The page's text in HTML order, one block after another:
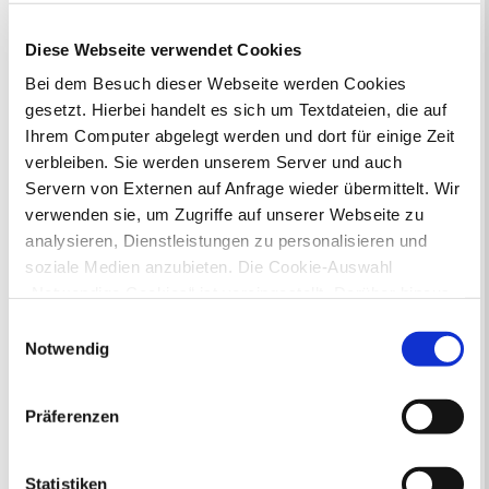
Diese Webseite verwendet Cookies
Bei dem Besuch dieser Webseite werden Cookies
gesetzt. Hierbei handelt es sich um Textdateien, die auf
Ihrem Computer abgelegt werden und dort für einige Zeit
verbleiben. Sie werden unserem Server und auch
Servern von Externen auf Anfrage wieder übermittelt. Wir
verwenden sie, um Zugriffe auf unserer Webseite zu
analysieren, Dienstleistungen zu personalisieren und
soziale Medien anzubieten. Die Cookie-Auswahl
Drittländern (USA) mit unzureichendem
Datenschutzniveau verarbeiten. Es besteht die Gefahr,
dass diese zu Kontroll- und Überwachungszwecken von
anderen missbraucht werden, ohne dass Sie sich mit
Arten von Cookies genau gesetzt werden, wie lang sie
Notwendig
Präferenzen
Statistiken
E-Rechnung FAQ
Bürgerservice von A-Z
Ausweisstatus
Defekte Straßenbeleuchtung melden
Veranstaltungskalender
August 2026
September >
Mo
Di Mi Do Fr Sa
So